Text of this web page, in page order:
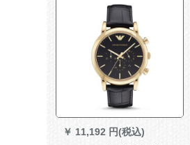
￥ 11,192 円(税込)